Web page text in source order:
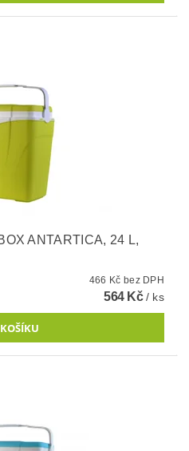
ANTARTICA, 24 L,
466 Kč bez DPH
564 Kč/ ks